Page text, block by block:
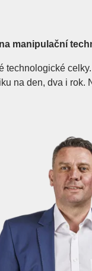
manipulační
technologické
na den, dva i rok.